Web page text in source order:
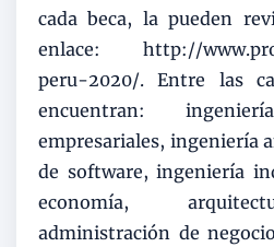
cada beca, la pueden
enlace: http://
peru-2020/. Entre las
encuentran:
empresariales, ingeniería
de software, ingeniería
economía,
administración de